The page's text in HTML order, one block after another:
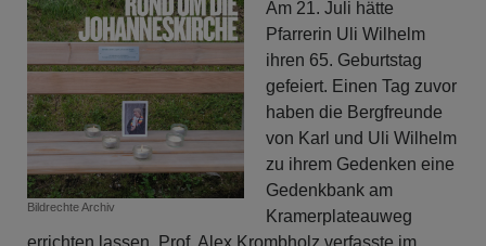
BildrechteArchiv
Am 21. Juli hätte
Pfarrerin Uli Wilhelm
ihren 65. Geburtstag
gefeiert. Einen Tag zuvor
haben die Bergfreunde
von Karl und Uli Wilhelm
zu ihrem Gedenken eine
Gedenkbank am
Kramerplateauweg
errichten lassen. Prof. Alex Krombholz verfasste im